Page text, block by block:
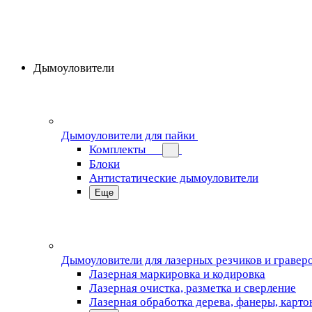
Дымоуловители
Дымоуловители для пайки
Комплекты
Блоки
Антистатические дымоуловители
Еще
Дымоуловители для лазерных резчиков и
Лазерная маркировка и кодировка
Лазерная очистка, разметка и сверление
Лазерная обработка дерева, фанеры,